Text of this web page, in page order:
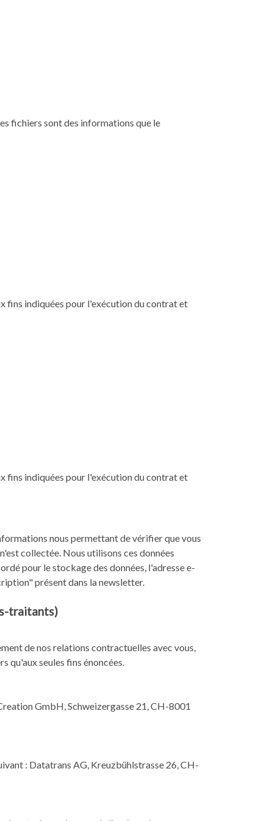
fichiers sont des informations que le
fins indiquées pour l'exécution du contrat et
fins indiquées pour l'exécution du contrat et
nous permettant de vérifier que vous
collectée. Nous utilisons ces données
pour le stockage des données, l'adresse e-
présent dans la newsletter.
traitants)
de nos relations contractuelles avec vous,
qu'aux seules fins énoncées.
GmbH, Schweizergasse 21, CH-8001
: Datatrans AG, Kreuzbühlstrasse 26, CH-